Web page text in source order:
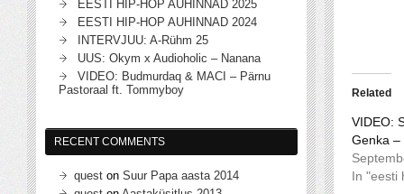
Related
VIDEO:
Genka –
In "eesti
EESTI HIP-HOP AUHINNAD 2025
EESTI HIP-HOP AUHINNAD 2024
INTERVJUU: A-Rühm 25
UUS: Okym x Audioholic – Nanana
VIDEO: Budmurdaq & MACI – Pärnu
Pastoraal ft. Tommyboy
RECENT COMMENTS
quest on Suur Papa aasta 2014